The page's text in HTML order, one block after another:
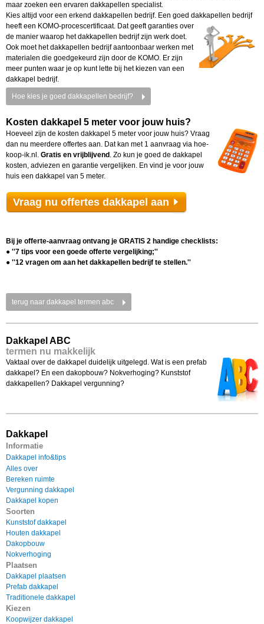
Dakkapel ABC
termen nu makkelijk
Vaktaal over de dakkapel duidelijk uitgelegd. Wat is een prefab
dakkapel? En een dakopbouw? Nokverhoging? Kunststof
dakkapellen? Dakkapel vergunning?
Dakkapel
Informatie
Dakkapel info&tips
Alles over
Bereken ruimte
Vergunning dakkapel
Dakkapel kopen
Soorten
Kunststof dakkapel
Houten dakkapel
Dakopbouw
Nokverhoging
Plaatsen
Dakkapel plaatsen
Prefab dakkapel
Traditionele dakkapel
Kiezen
Koopwijzer dakkapel
maar zoeken een ervaren dakkapellen specialist.
Kies altijd voor een erkend dakkapellen bedrijf. Een goed dakkapellen bedrijf
heeft een KOMO-procescertificaat. Dat geeft garanties over
de manier waarop het dakkapellen bedrijf zijn werk doet.
Ook moet het dakkapellen bedrijf aantoonbaar werken met
materialen die goedgekeurd zijn door de KOMO. Er zijn
meer punten waar je op kunt lette bij het kiezen van een
dakkapel bedrijf.
Hoe kies je goed dakkapellen bedrijf?
Kosten dakkapel 5 meter voor jouw huis?
Hoeveel zijn de kosten dakkapel 5 meter voor jouw huis? Vraag
dan nu meerdere offertes aan. Dat kan met 1 aanvraag via hoe-
koop-ik.nl. Gratis en vrijblijvend . Zo kun je goed de dakkapel
kosten, adviezen en garantie vergelijken. En vind je voor jouw
huis een dakkapel van 5 meter.
Vraag nu offertes dakkapel aan
Bij je offerte-aanvraag ontvang je GRATIS 2 handige checklists:
● ''7 tips voor een goede offerte vergelijking;''
● ''12 vragen om aan het dakkapellen bedrijf te stellen.''
terug naar dakkapel termen abc